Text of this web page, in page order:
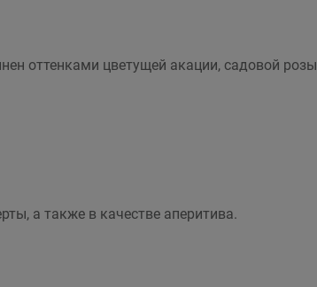
оттенками цветущей акации, садовой
а также в качестве аперитива.